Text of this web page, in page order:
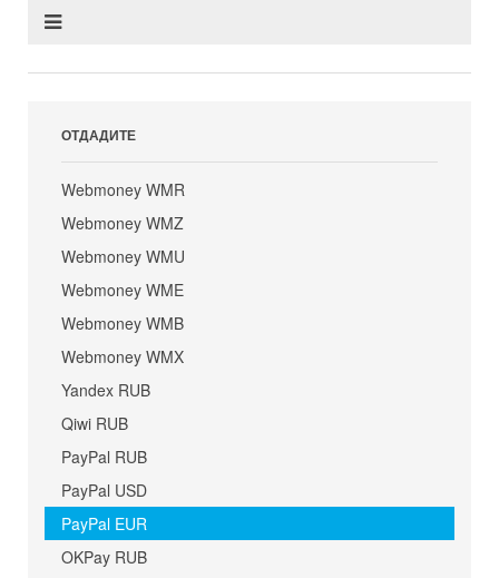
ОТДАДИТЕ
Webmoney WMR
Webmoney WMZ
Webmoney WMU
Webmoney WME
Webmoney WMB
Webmoney WMX
Yandex RUB
Qiwi RUB
PayPal RUB
PayPal USD
PayPal EUR
OKPay RUB